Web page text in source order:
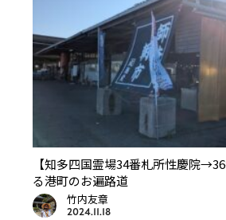
【知多四国霊場34番札所性慶院
る港町のお遍路道
竹内友章
2024.11.18